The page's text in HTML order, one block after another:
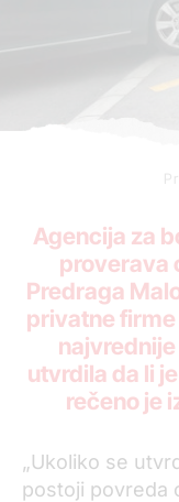
Agencija za
proverava
Predraga
privatne
utvrdila da li
rečeno je
„Ukoliko se
postoji povreda